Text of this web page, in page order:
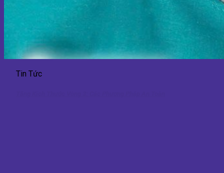
Tin Tức